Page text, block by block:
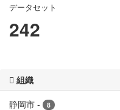
データセット
242
組織
静岡市 - 8